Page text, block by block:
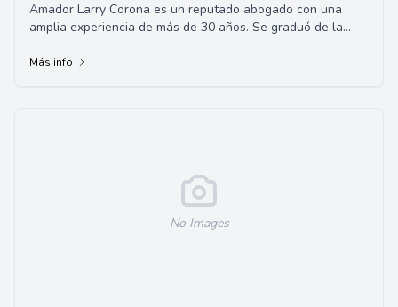
Amador Larry Corona es un reputado abogado con una
amplia experiencia de más de 30 años. Se graduó de la
Más info
No Images